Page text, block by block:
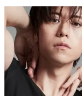
モデル一覧
Web制作